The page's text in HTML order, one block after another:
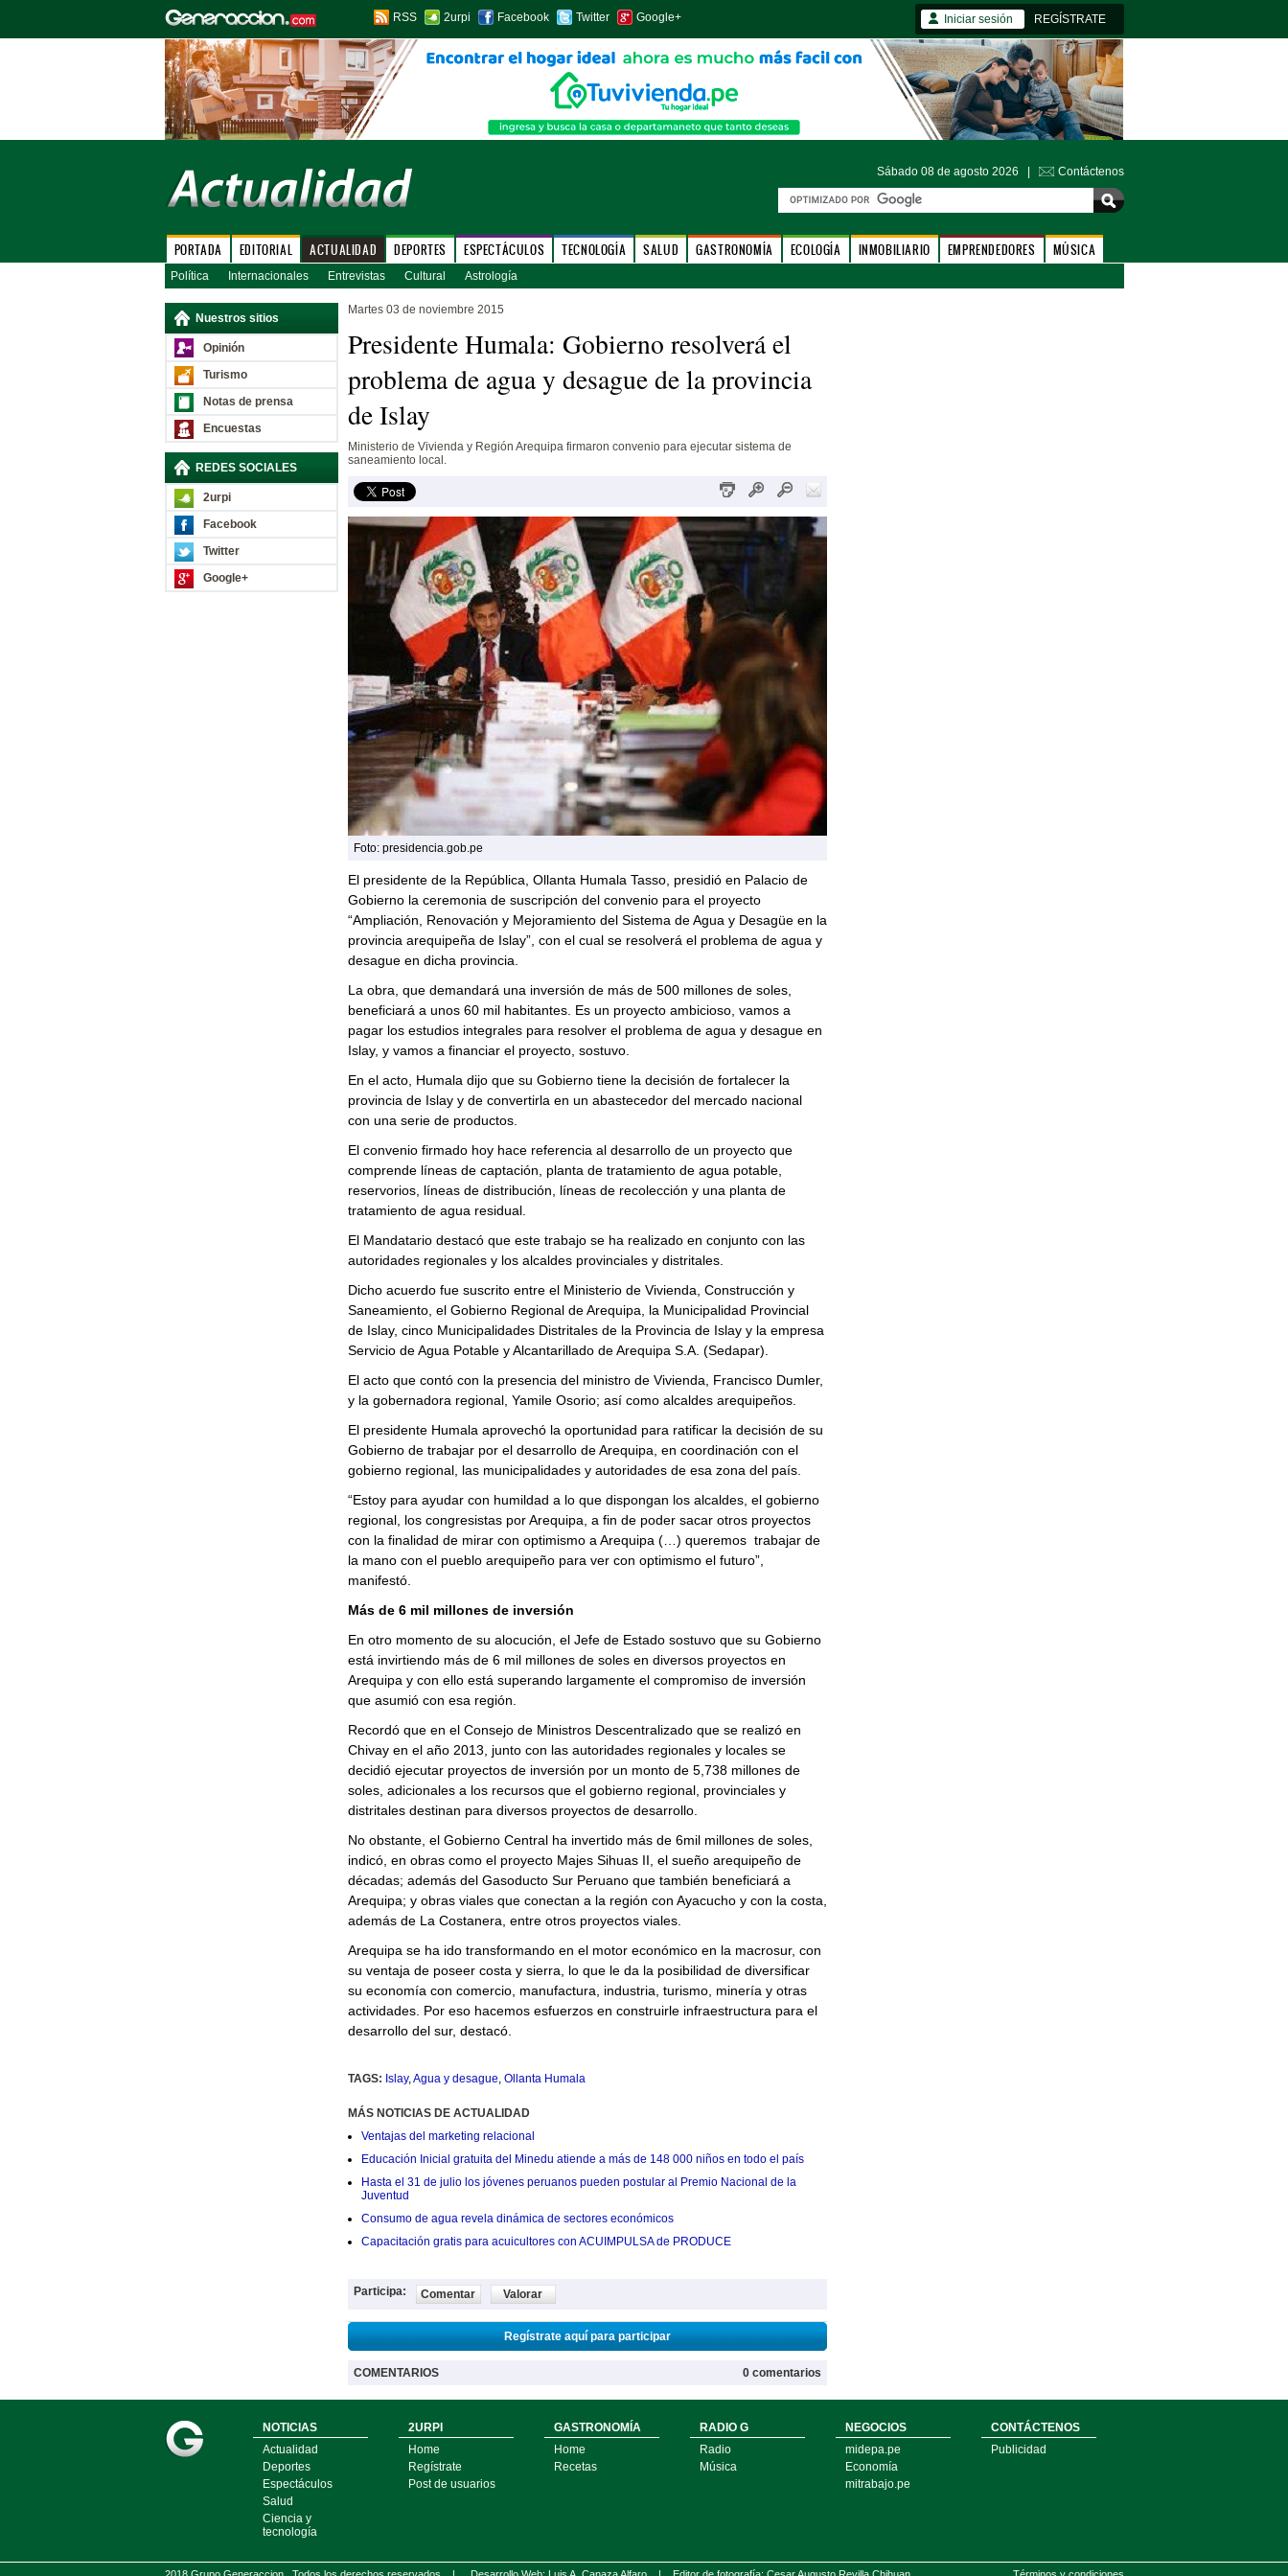
RSS 2urpi Facebook Twitter Google+ Iniciar sesión REGÍSTRATE
Sábado 08 de agosto 2026 | Contáctenos
PORTADA EDITORIAL ACTUALIDAD DEPORTES ESPECTÁCULOS TECNOLOGÍA SALUD GASTRONOMÍA ECOLOGÍA INMOBILIARIO EMPRENDEDORES MÚSICA
Política Internacionales Entrevistas Cultural Astrología
Nuestros sitios
Opinión
Turismo
Notas de prensa
Encuestas
REDES SOCIALES
2urpi
Facebook
Twitter
Google+
Martes 03 de noviembre 2015
Presidente Humala: Gobierno resolverá el
problema de agua y desague de la provincia
de Islay
Ministerio de Vivienda y Región Arequipa firmaron convenio para ejecutar sistema de
saneamiento local.
Foto: presidencia.gob.pe
El presidente de la República, Ollanta Humala Tasso, presidió en Palacio de
Gobierno la ceremonia de suscripción del convenio para el proyecto
“Ampliación, Renovación y Mejoramiento del Sistema de Agua y Desagüe en la
provincia arequipeña de Islay”, con el cual se resolverá el problema de agua y
desague en dicha provincia.
La obra, que demandará una inversión de más de 500 millones de soles,
beneficiará a unos 60 mil habitantes. Es un proyecto ambicioso, vamos a
pagar los estudios integrales para resolver el problema de agua y desague en
Islay, y vamos a financiar el proyecto, sostuvo.
En el acto, Humala dijo que su Gobierno tiene la decisión de fortalecer la
provincia de Islay y de convertirla en un abastecedor del mercado nacional
con una serie de productos.
El convenio firmado hoy hace referencia al desarrollo de un proyecto que
comprende líneas de captación, planta de tratamiento de agua potable,
reservorios, líneas de distribución, líneas de recolección y una planta de
tratamiento de agua residual.
El Mandatario destacó que este trabajo se ha realizado en conjunto con las
autoridades regionales y los alcaldes provinciales y distritales.
Dicho acuerdo fue suscrito entre el Ministerio de Vivienda, Construcción y
Saneamiento, el Gobierno Regional de Arequipa, la Municipalidad Provincial
de Islay, cinco Municipalidades Distritales de la Provincia de Islay y la empresa
Servicio de Agua Potable y Alcantarillado de Arequipa S.A. (Sedapar).
El acto que contó con la presencia del ministro de Vivienda, Francisco Dumler,
y la gobernadora regional, Yamile Osorio; así como alcaldes arequipeños.
El presidente Humala aprovechó la oportunidad para ratificar la decisión de su
Gobierno de trabajar por el desarrollo de Arequipa, en coordinación con el
gobierno regional, las municipalidades y autoridades de esa zona del país.
“Estoy para ayudar con humildad a lo que dispongan los alcaldes, el gobierno
regional, los congresistas por Arequipa, a fin de poder sacar otros proyectos
con la finalidad de mirar con optimismo a Arequipa (…) queremos trabajar de
la mano con el pueblo arequipeño para ver con optimismo el futuro”,
manifestó.
Más de 6 mil millones de inversión
En otro momento de su alocución, el Jefe de Estado sostuvo que su Gobierno
está invirtiendo más de 6 mil millones de soles en diversos proyectos en
Arequipa y con ello está superando largamente el compromiso de inversión
que asumió con esa región.
Recordó que en el Consejo de Ministros Descentralizado que se realizó en
Chivay en el año 2013, junto con las autoridades regionales y locales se
decidió ejecutar proyectos de inversión por un monto de 5,738 millones de
soles, adicionales a los recursos que el gobierno regional, provinciales y
distritales destinan para diversos proyectos de desarrollo.
No obstante, el Gobierno Central ha invertido más de 6mil millones de soles,
indicó, en obras como el proyecto Majes Sihuas II, el sueño arequipeño de
décadas; además del Gasoducto Sur Peruano que también beneficiará a
Arequipa; y obras viales que conectan a la región con Ayacucho y con la costa,
además de La Costanera, entre otros proyectos viales.
Arequipa se ha ido transformando en el motor económico en la macrosur, con
su ventaja de poseer costa y sierra, lo que le da la posibilidad de diversificar
su economía con comercio, manufactura, industria, turismo, minería y otras
actividades. Por eso hacemos esfuerzos en construirle infraestructura para el
desarrollo del sur, destacó.
TAGS: Islay,Agua y desague, Ollanta Humala
MÁS NOTICIAS DE ACTUALIDAD
Ventajas del marketing relacional
Educación Inicial gratuita del Minedu atiende a más de 148 000 niños en todo el país
Hasta el 31 de julio los jóvenes peruanos pueden postular al Premio Nacional de la
Juventud
Consumo de agua revela dinámica de sectores económicos
Capacitación gratis para acuicultores con ACUIMPULSA de PRODUCE
Participa: Comentar Valorar
Regístrate aquí para participar
COMENTARIOS 0 comentarios
NOTICIAS
Actualidad
Deportes
Espectáculos
Salud
Ciencia y
tecnología
2URPI
Home
Regístrate
Post de usuarios
GASTRONOMÍA
Home
Recetas
RADIO G
Radio
Música
NEGOCIOS
midepa.pe
Economía
mitrabajo.pe
CONTÁCTENOS
Publicidad